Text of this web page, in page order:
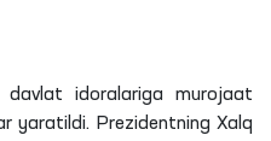
davlat idoralariga murojaat
yaratildi. Prezidentning Xalq